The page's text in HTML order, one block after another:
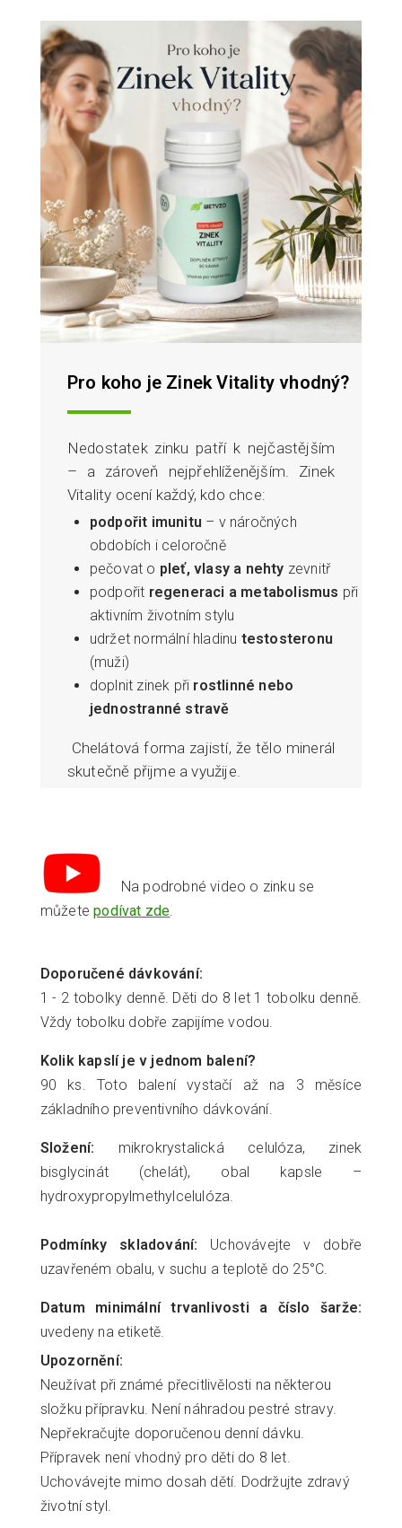
Pro koho je Zinek Vitality vhodný?
Nedostatek zinku patří k nejčastějším
– a zároveň nejpřehlíženějším. Zinek
Vitality ocení každý, kdo chce:
podpořit imunitu – v náročných
obdobích i celoročně
pečovat o pleť, vlasy a nehty zevnitř
podpořit regeneraci a metabolismus při
aktivním životním stylu
udržet normální hladinu testosteronu
(muži)
doplnit zinek při rostlinné nebo
jednostranné stravě
Chelátová forma zajistí, že tělo minerál
skutečně přijme a využije.
Na podrobné video o zinku se
můžetepodívat zde
Doporučené dávkování:
1 - 2 tobolky denně. Děti do 8 let 1 tobolku denně.
Vždy tobolku dobře zapijíme vodou.
Kolik kapslí je v jednom balení?
90 ks. Toto balení vystačí až na 3 měsíce
základního preventivního dávkování.
Složení: mikrokrystalická celulóza, zinek
bisglycinát (chelát), obal kapsle –
hydroxypropylmethylcelulóza.
Podmínky skladování: Uchovávejte v dobře
uzavřeném obalu, v suchu a teplotě do 25°C.
Datum minimální trvanlivosti a číslo šarže:
uvedeny na etiketě.
Upozornění:
Neužívat při známé přecitlivělosti na některou
složku přípravku. Není náhradou pestré stravy.
Nepřekračujte doporučenou denní dávku.
Přípravek není vhodný pro děti do 8 let.
Uchovávejte mimo dosah dětí. Dodržujte zdravý
životní styl.